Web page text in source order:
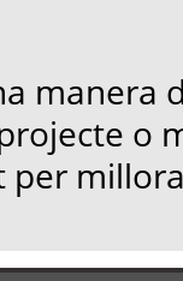
manera
o